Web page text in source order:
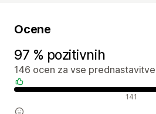
Ocene
97 % pozitivnih
146 ocen za vse prednastavitve
Pozitivne ocene 141